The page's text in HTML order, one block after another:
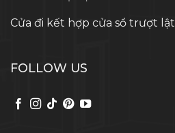
Cửa đi kết hợp cửa sổ trượt lật
FOLLOW US